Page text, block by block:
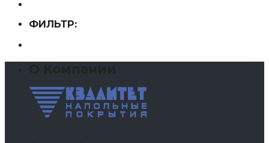
ФИЛЬТР: